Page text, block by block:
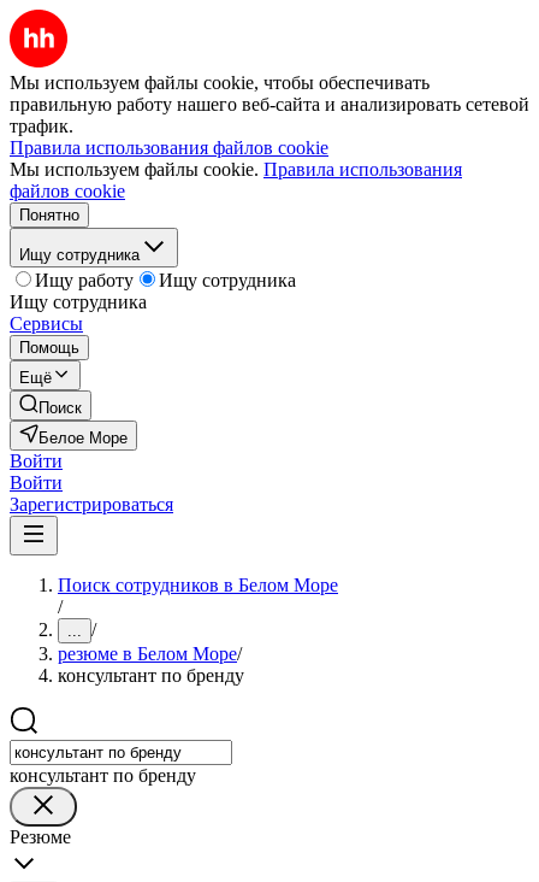
Мы используем файлы cookie, чтобы обеспечивать
правильную работу нашего веб-сайта и анализировать сетевой
трафик.
Правила использования файлов cookie
Мы используем файлы cookie. Правила использования
файлов cookie
Понятно
Ищу сотрудника
Ищу работу
Ищу сотрудника
Ищу сотрудника
Сервисы
Помощь
Ещё
Поиск
Белое Море
Войти
Войти
Зарегистрироваться
Поиск сотрудников в Белом Море
/
... /
резюме в Белом Море/
консультант по бренду
консультант по бренду
Резюме